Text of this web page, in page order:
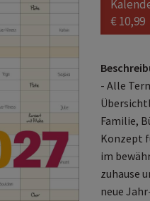
€ 10,99
- Alle
Familie,
Konzept
im
zuhause
neue